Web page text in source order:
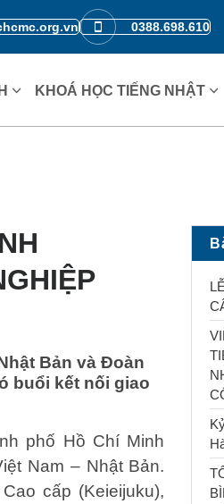
0388.698.610
KHOÁ HỌC TIẾNG NHẬT
Bản và Đoàn
buổi kết nối giao
phố Hồ Chí Minh
Nam – Nhật Bản.
cấp (Keieijuku),